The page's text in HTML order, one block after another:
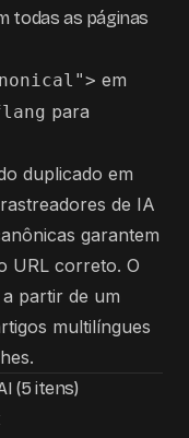
todas as páginas
em
para
duplicado em
de IA
garantem
URL correto. O
partir de um
multilíngues
(5 itens)